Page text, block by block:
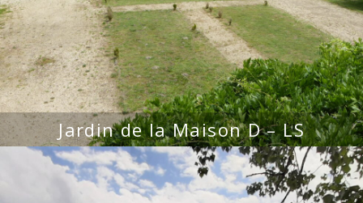
Jardin de la Maison D – LS